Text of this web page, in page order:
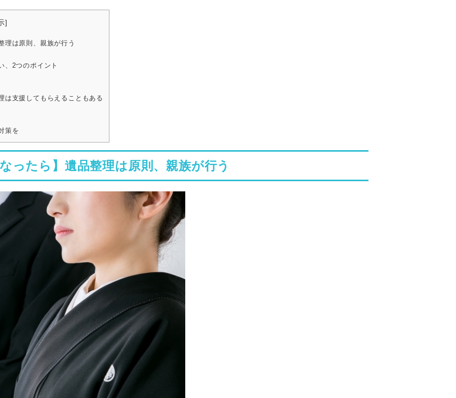
]
理は原則、親族が行う
、2つのポイント
支援してもらえることもある
策を
ったら】遺品整理は原則、親族が行う